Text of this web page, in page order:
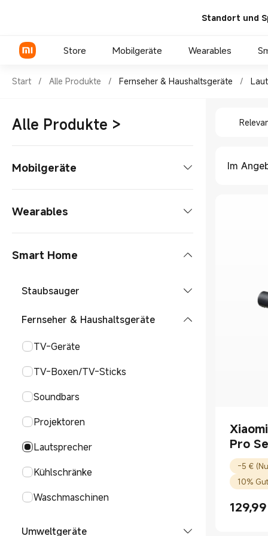
Standort und
Store Mobilgeräte
Xiaomi Serien
POCO Phones
Wearables
Shop Fernseher &
Start / Alle Produkte / Fernseher & Haushaltsgeräte /
Alle Produkte >
Mobilgeräte
REDMI Serien
Tablet
Tablet-Zubehör
Laptops
Laptop-Zubehör
Wearables
Uhren-Zubehör
Smart Home
Staubsauger
Saugroboter
Handstaubsauger
Nass-Trockensauger
Standstaubsauger
Staubsauger Zubehör
Fernseher & Haushaltsgeräte
TV-Geräte
TV-Boxen/TV-Sticks
Soundbars
Projektoren
Lautsprecher
Kühlschränke
Waschmaschinen
Umweltgeräte
Im
Pro
-5 €
10%
129,99
Current